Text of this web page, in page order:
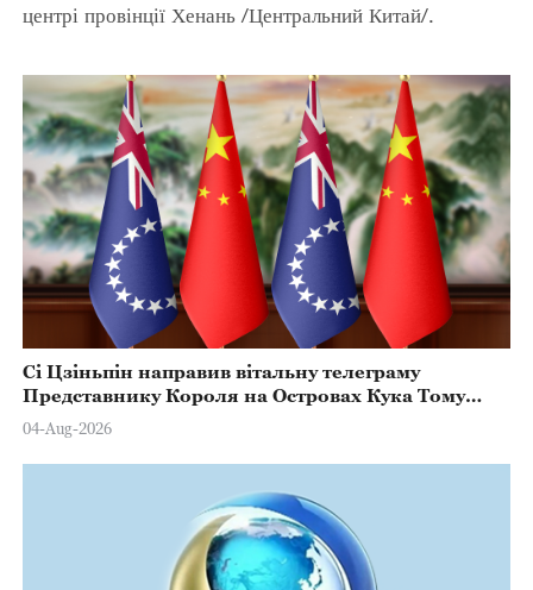
центрі провінції Хенань /Центральний Китай/.
Сі Цзіньпін направив вітальну телеграму
Представнику Короля на Островах Кука Тому
Марстерсу з нагоди Дня Конституції
04-Aug-2026